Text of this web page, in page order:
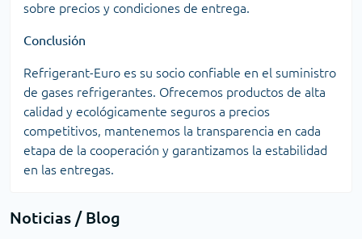
sobre precios y condiciones de entrega.
Conclusión
Refrigerant-Euro es su socio confiable en el suministro
de gases refrigerantes. Ofrecemos productos de alta
calidad y ecológicamente seguros a precios
competitivos, mantenemos la transparencia en cada
etapa de la cooperación y garantizamos la estabilidad
en las entregas.
Noticias / Blog